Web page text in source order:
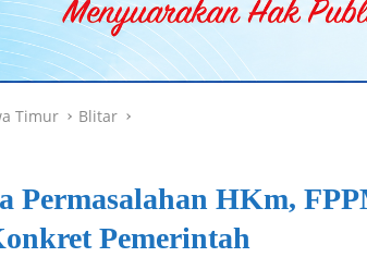
Timur Blitar
Permasalahan HKm,
Pemerintah